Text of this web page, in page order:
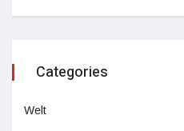
Categories
Welt